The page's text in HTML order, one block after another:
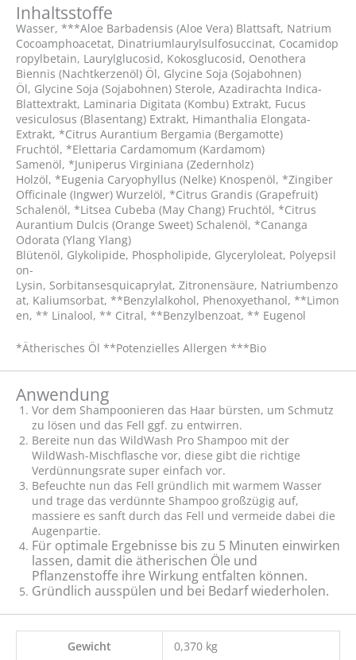
Inhaltsstoffe
Wasser, ***Aloe Barbadensis (Aloe Vera) Blattsaft, Natrium
Cocoamphoacetat, Dinatriumlaurylsulfosuccinat, Cocamidop
ropylbetain, Laurylglucosid, Kokosglucosid, Oenothera
Biennis (Nachtkerzenöl) Öl, Glycine Soja (Sojabohnen)
Öl, Glycine Soja (Sojabohnen) Sterole, Azadirachta Indica-
Blattextrakt, Laminaria Digitata (Kombu) Extrakt, Fucus
vesiculosus (Blasentang) Extrakt, Himanthalia Elongata-
Extrakt, *Citrus Aurantium Bergamia (Bergamotte)
Fruchtöl, *Elettaria Cardamomum (Kardamom)
Samenöl, *Juniperus Virginiana (Zedernholz)
Holzöl, *Eugenia Caryophyllus (Nelke) Knospenöl, *Zingiber
Officinale (Ingwer) Wurzelöl, *Citrus Grandis (Grapefruit)
Schalenöl, *Litsea Cubeba (May Chang) Fruchtöl, *Citrus
Aurantium Dulcis (Orange Sweet) Schalenöl, *Cananga
Odorata (Ylang Ylang)
Blütenöl, Glykolipide, Phospholipide, Glyceryloleat, Polyepsil
on-
Lysin, Sorbitansesquicaprylat, Zitronensäure, Natriumbenzo
at, Kaliumsorbat, **Benzylalkohol, Phenoxyethanol, **Limon
en, ** Linalool, ** Citral, **Benzylbenzoat, ** Eugenol
*Ätherisches Öl **Potenzielles Allergen ***Bio
Anwendung
Vor dem Shampoonieren das Haar bürsten, um Schmutz
zu lösen und das Fell ggf. zu entwirren.
Bereite nun das WildWash Pro Shampoo mit der
WildWash-Mischflasche vor, diese gibt die richtige
Verdünnungsrate super einfach vor.
Befeuchte nun das Fell gründlich mit warmem Wasser
und trage das verdünnte Shampoo großzügig auf,
massiere es sanft durch das Fell und vermeide dabei die
Augenpartie.
Für optimale Ergebnisse bis zu 5 Minuten einwirken
lassen, damit die ätherischen Öle und
Pflanzenstoffe ihre Wirkung entfalten können.
Gründlich ausspülen und bei Bedarf wiederholen.
Gewicht 0,370 kg